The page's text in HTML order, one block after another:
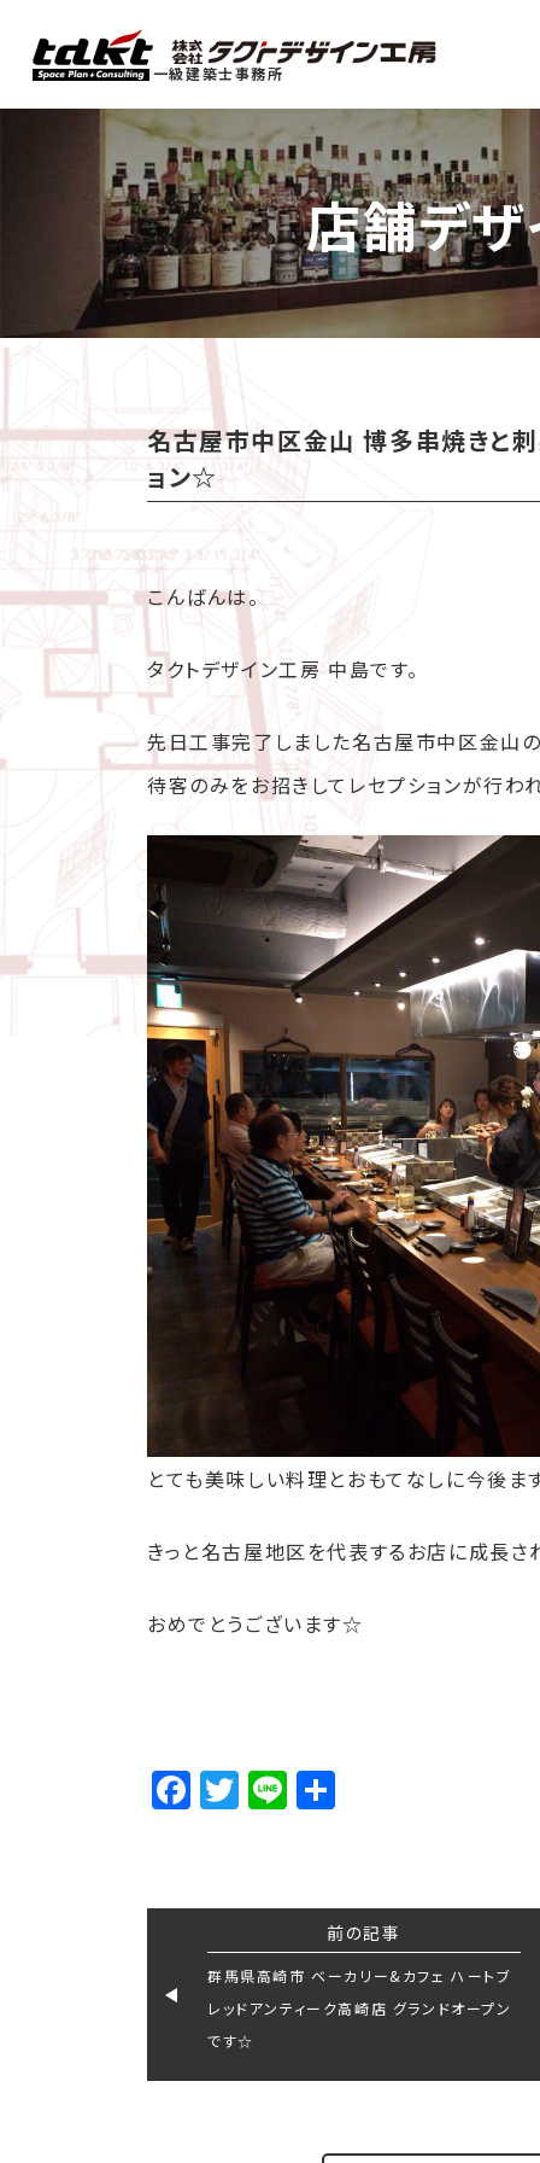
一級建築士事務所
店舗デザ
名古屋市中区金山 博多串焼きと
ョン☆
こんばんは。
タクトデザイン工房 中島です。
先日工事完了しました名古屋市中区金山
待客のみをお招きしてレセプションが行わ
とても美味しい料理とおもてなしに今後ま
きっと名古屋地区を代表するお店に成長さ
おめでとうございます☆
Facebook
Twitter
Line
前の記事
群馬県高崎市 ベーカリー&カフェ ハートブ
レッドアンティーク高崎店 グランドオープン
です☆